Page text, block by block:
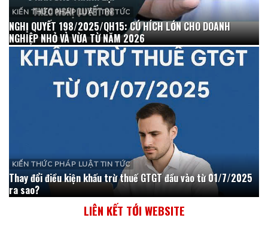
KIẾN THỨC PHÁP LUẬT TIN TỨC
NGHỊ QUYẾT 198/2025/QH15: CÚ HÍCH LỚN CHO DOANH
NGHIỆP NHỎ VÀ VỪA TỪ NĂM 2026
KIẾN THỨC PHÁP LUẬT TIN TỨC
Thay đổi điều kiện khấu trừ thuế GTGT đầu vào từ 01/7/2025
ra sao?
LIÊN KẾT TỚI WEBSITE